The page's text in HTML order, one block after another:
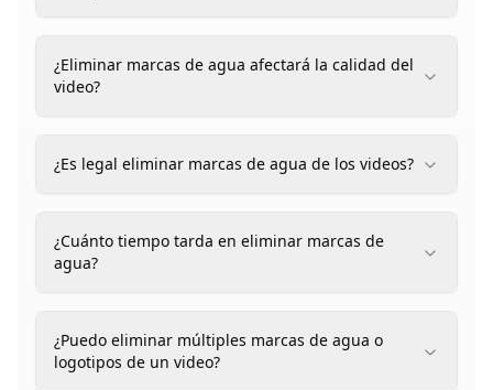
¿Eliminar marcas de agua afectará la calidad del
video?
¿Es legal eliminar marcas de agua de los videos?
¿Cuánto tiempo tarda en eliminar marcas de
agua?
¿Puedo eliminar múltiples marcas de agua o
logotipos de un video?